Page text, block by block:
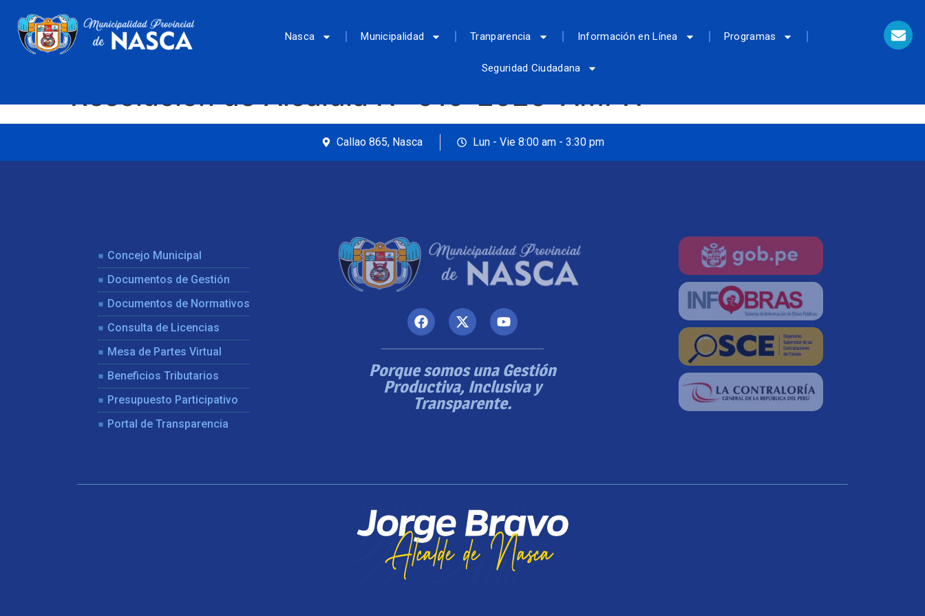
Nasca Municipalidad Tranparencia Información en Línea Programas
Seguridad Ciudadana
Resolución de Alcaldía N° 019-2020-AMPN
Callao 865, Nasca Lun - Vie 8:00 am - 3:30 pm
Concejo Municipal
Documentos de Gestión
Documentos de Normativos
Consulta de Licencias
Mesa de Partes Virtual
Beneficios Tributarios
Presupuesto Participativo
Portal de Transparencia
Porque somos una Gestión
Productiva, Inclusiva y
Transparente.